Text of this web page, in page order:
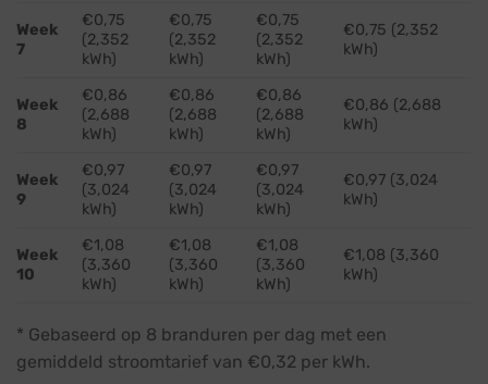
Week
7
€0,75
(2,352
kWh)
€0,75
(2,352
kWh)
€0,75
(2,352
kWh)
€0,75 (2,352
kWh)
Week
8
€0,86
(2,688
kWh)
€0,86
(2,688
kWh)
€0,86
(2,688
kWh)
€0,86 (2,688
kWh)
Week
9
€0,97
(3,024
kWh)
€0,97
(3,024
kWh)
€0,97
(3,024
kWh)
€0,97 (3,024
kWh)
Week
10
€1,08
(3,360
kWh)
€1,08
(3,360
kWh)
€1,08
(3,360
kWh)
€1,08 (3,360
kWh)
* Gebaseerd op 8 branduren per dag met een
gemiddeld stroomtarief van €0,32 per kWh.